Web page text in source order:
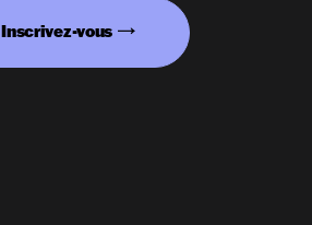
Inscrivez-vous